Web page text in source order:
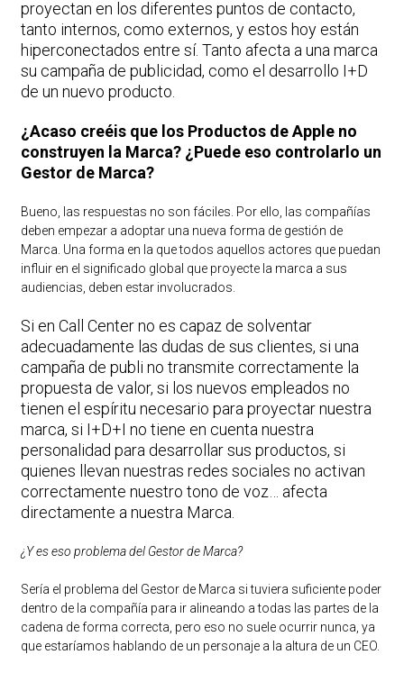
proyectan en los diferentes puntos de contacto,
tanto internos, como externos, y estos hoy están
hiperconectados entre sí. Tanto afecta a una marca
su campaña de publicidad, como el desarrollo I+D
de un nuevo producto.
¿Acaso creéis que los Productos de Apple no
construyen la Marca? ¿Puede eso controlarlo un
Gestor de Marca?
Bueno, las respuestas no son fáciles. Por ello, las compañías
deben empezar a adoptar una nueva forma de gestión de
Marca. Una forma en la que todos aquellos actores que puedan
influir en el significado global que proyecte la marca a sus
audiencias, deben estar involucrados.
Si en Call Center no es capaz de solventar
adecuadamente las dudas de sus clientes, si una
campaña de publi no transmite correctamente la
propuesta de valor, si los nuevos empleados no
tienen el espíritu necesario para proyectar nuestra
marca, si I+D+I no tiene en cuenta nuestra
personalidad para desarrollar sus productos, si
quienes llevan nuestras redes sociales no activan
correctamente nuestro tono de voz… afecta
directamente a nuestra Marca.
¿Y es eso problema del Gestor de Marca?
Sería el problema del Gestor de Marca si tuviera suficiente poder
dentro de la compañía para ir alineando a todas las partes de la
cadena de forma correcta, pero eso no suele ocurrir nunca, ya
que estaríamos hablando de un personaje a la altura de un CEO.